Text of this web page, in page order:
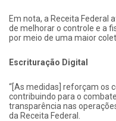
Em nota, a Receita Federal
de melhorar o controle e a
por meio de uma maior
Escrituração Digital
“[As medidas] reforçam os
contribuindo para o
transparência nas
da Receita Federal.